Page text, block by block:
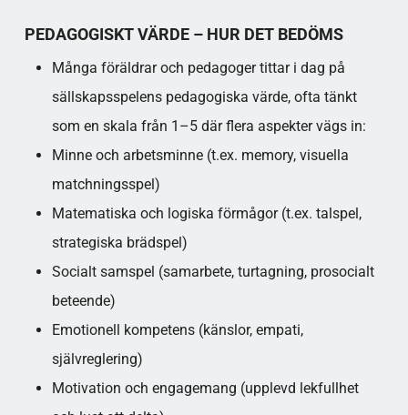
PEDAGOGISKT VÄRDE – HUR DET BEDÖMS
Många föräldrar och pedagoger tittar i dag på
sällskapsspelens pedagogiska värde, ofta tänkt
som en skala från 1–5 där flera aspekter vägs in:
Minne och arbetsminne (t.ex. memory, visuella
matchningsspel)
Matematiska och logiska förmågor (t.ex. talspel,
strategiska brädspel)
Socialt samspel (samarbete, turtagning, prosocialt
beteende)
Emotionell kompetens (känslor, empati,
självreglering)
Motivation och engagemang (upplevd lekfullhet